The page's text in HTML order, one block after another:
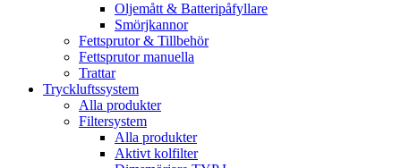
Oljemått & Batteripåfyllare
Smörjkannor
Fettsprutor & Tillbehör
Fettsprutor manuella
Trattar
Tryckluftssystem
Alla produkter
Filtersystem
Alla produkter
Aktivt kolfilter